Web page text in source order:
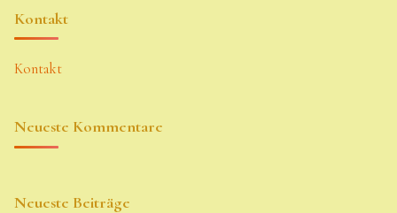
Kontakt
Kontakt
Neueste Kommentare
Neueste Beiträge